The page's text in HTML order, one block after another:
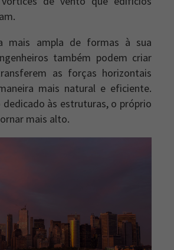
mais ampla de formas à sua
também podem criar
as forças horizontais
mais natural e eficiente.
dedicado às estruturas, o próprio
mais alto.